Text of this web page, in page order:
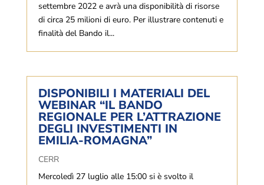
settembre 2022 e avrà una disponibilità di risorse
di circa 25 milioni di euro. Per illustrare contenuti e
finalità del Bando il...
DISPONIBILI I MATERIALI DEL
WEBINAR “IL BANDO
REGIONALE PER L’ATTRAZIONE
DEGLI INVESTIMENTI IN
EMILIA-ROMAGNA”
CERR
Mercoledì 27 luglio alle 15:00 si è svolto il